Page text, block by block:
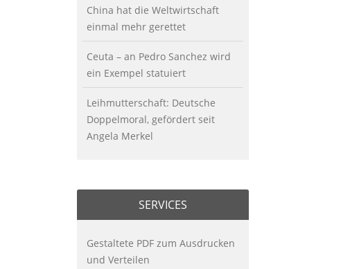
China hat die Weltwirtschaft
einmal mehr gerettet
Ceuta – an Pedro Sanchez wird
ein Exempel statuiert
Leihmutterschaft: Deutsche
Doppelmoral, gefördert seit
Angela Merkel
SERVICES
Gestaltete PDF zum Ausdrucken
und Verteilen